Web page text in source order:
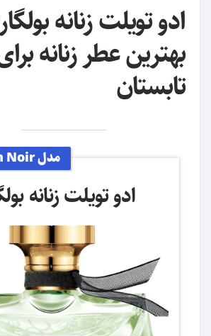
ادو تویلت زنانه
بهترین عطر زنانه
تابستان
مدل Mon Jasmin Noir
ادو تویلت زنانه